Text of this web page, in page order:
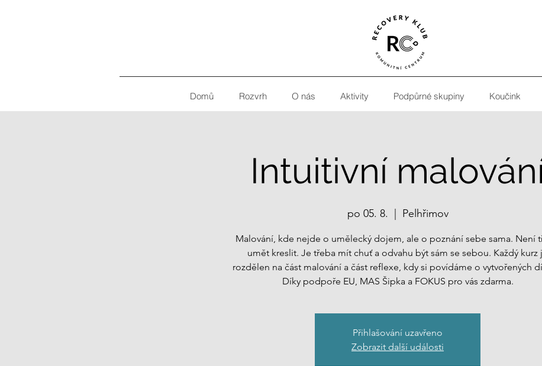
Domů Rozvrh O nás Aktivity Podpůrné skupiny Koučink
Intuitivní
po 05. 8.
  |
Pelhřimov
Malování, kde nejde o umělecký dojem, ale o poznání sebe sama. Není
umět kreslit. Je třeba mít chuť a odvahu být sám se sebou. Každý kurz
rozdělen na část malování a část reflexe, kdy si povídáme o vytvořených
Přihlašování uzavřeno
Zobrazit další události